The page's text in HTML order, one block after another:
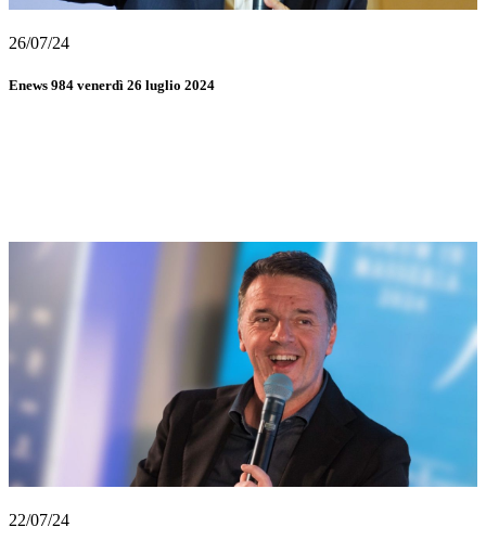
26/07/24
Enews 984 venerdì 26 luglio 2024
22/07/24